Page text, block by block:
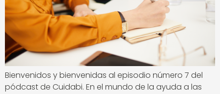
Bienvenidos y bienvenidas al episodio número 7 del
pódcast de Cuidabi. En el mundo de la ayuda a las